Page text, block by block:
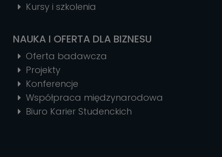
Kursy i szkolenia
NAUKA I OFERTA DLA BIZNESU
Oferta badawcza
Projekty
Konferencje
Współpraca międzynarodowa
Biuro Karier Studenckich